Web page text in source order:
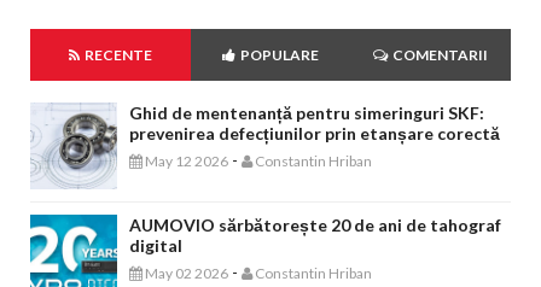
RECENTE POPULARE COMENTARII
Ghid de mentenanță pentru simeringuri SKF:
prevenirea defecțiunilor prin etanșare corectă
May 12 2026 - Constantin Hriban
AUMOVIO sărbătorește 20 de ani de tahograf
digital
May 02 2026 - Constantin Hriban